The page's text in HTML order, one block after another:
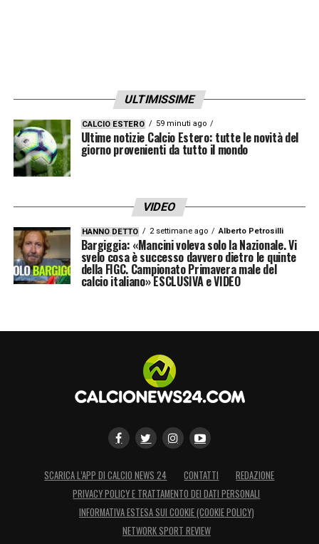
ULTIMISSIME
CALCIO ESTERO 59 minuti ago
Ultime notizie Calcio Estero: tutte le novità del
giorno provenienti da tutto il mondo
VIDEO
HANNO DETTO 2 settimane ago Alberto Petrosilli
Bargiggia: «Mancini voleva solo la Nazionale. Vi
svelo cosa è successo davvero dietro le quinte
della FIGC. Campionato Primavera male del
calcio italiano» ESCLUSIVA e VIDEO
SCARICA L’APP DI CALCIO NEWS 24 CONTATTI
REDAZIONE
PRIVACY POLICY E TRATTAMENTO DEI DATI PERSONALI
INFORMATIVA ESTESA SUI COOKIE (COOKIE POLICY)
NETWORK SPORT REVIEW